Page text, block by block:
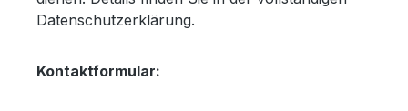
Datenschutzerklärung.
Kontaktformular: